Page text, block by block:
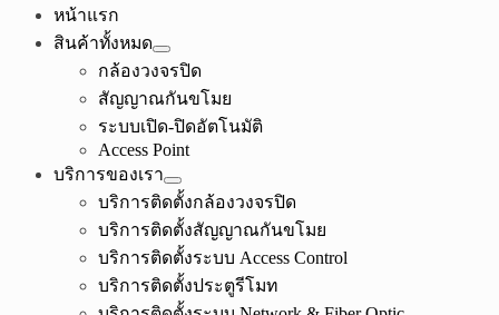
หน้าแรก
สินค้าทั้งหมด
กล้องวงจรปิด
สัญญาณกันขโมย
ระบบเปิด-ปิดอัตโนมัติ
Access Point
บริการของเรา
บริการติดตั้งกล้องวงจรปิด
บริการติดตั้งสัญญาณกันขโมย
บริการติดตั้งระบบ Access Control
บริการติดตั้งประตูรีโมท